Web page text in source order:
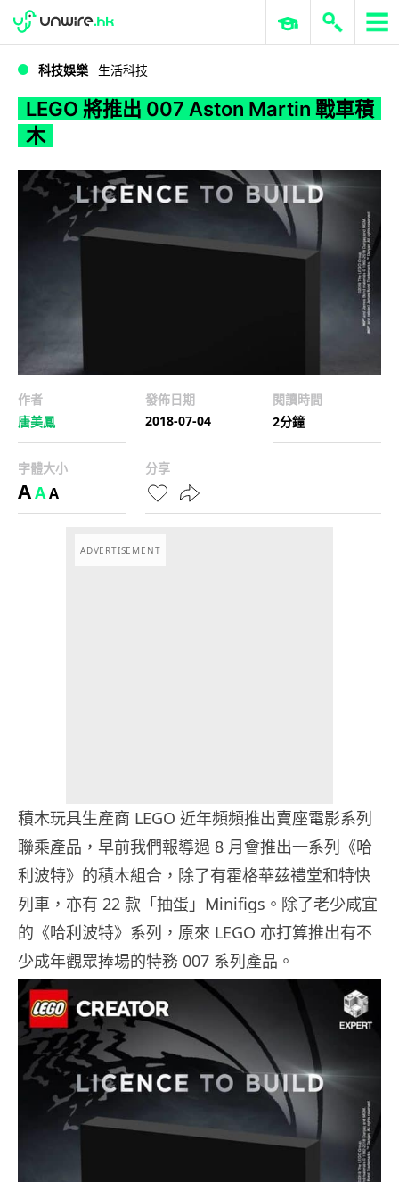
LEGO 將推出 007 Aston Martin 戰車積木
WWDC 2026 ERP 與商業 AI
科技娛樂 生活科技
LEGO 將推出 007 Aston Martin 戰車積
木
作者
唐美鳳
發佈日期
2018-07-04
閱讀時間
2分鐘
字體大小
AAA
分享
ADVERTISEMENT
積木玩具生產商 LEGO 近年頻頻推出賣座電影系列
聯乘產品，早前我們報導過 8 月會推出一系列《哈
利波特》的積木組合，除了有霍格華茲禮堂和特快
列車，亦有 22 款「抽蛋」Minifigs。除了老少咸宜
的《哈利波特》系列，原來 LEGO 亦打算推出有不
少成年觀眾捧場的特務 007 系列產品。